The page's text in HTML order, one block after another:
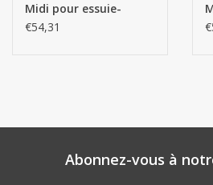
Midi pour essuie-
mains en rouleau -
€54,31
Abonnez-vous à